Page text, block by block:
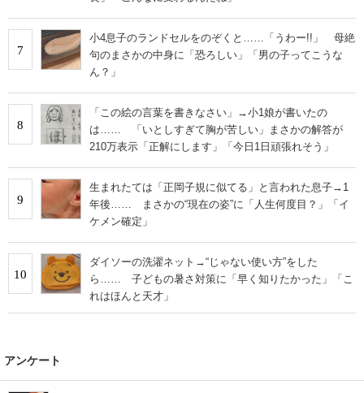
7
小4息子のランドセルをのぞくと……「うわー!!」 母絶
句のまさかの中身に「恐ろしい」「男の子ってこうな
ん？」
8
「この絵の言葉を書きなさい」→小1娘が書いたの
は…… 「いとしすぎて胸が苦しい」まさかの解答が
210万表示「正解にします」「今日1日頑張れそう」
9
生まれたては「正岡子規に似てる」と言われた息子→1
年後…… まさかの“現在の姿”に「人生何度目？」「イ
ケメン確定」
10
ダイソーの洗濯ネット→“じゃない使い方”をした
ら…… 子どもの暑さ対策に「早く知りたかった」「こ
れはほんと天才」
アンケート